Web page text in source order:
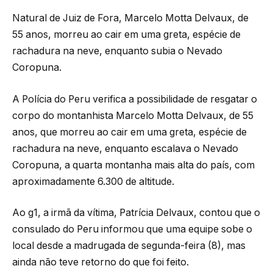
Natural de Juiz de Fora, Marcelo Motta Delvaux, de
55 anos, morreu ao cair em uma greta, espécie de
rachadura na neve, enquanto subia o Nevado
Coropuna.
A Polícia do Peru verifica a possibilidade de resgatar o
corpo do montanhista Marcelo Motta Delvaux, de 55
anos, que morreu ao cair em uma greta, espécie de
rachadura na neve, enquanto escalava o Nevado
Coropuna, a quarta montanha mais alta do país, com
aproximadamente 6.300 de altitude.
Ao g1, a irmã da vítima, Patrícia Delvaux, contou que o
consulado do Peru informou que uma equipe sobe o
local desde a madrugada de segunda-feira (8), mas
ainda não teve retorno do que foi feito.